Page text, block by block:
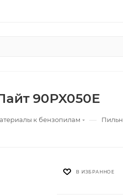
90PX050E
к бензопилам —
В ИЗБРАННОЕ